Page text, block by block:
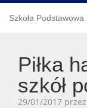
Szkoła
Piłka
szkół
29/01/2017 przez